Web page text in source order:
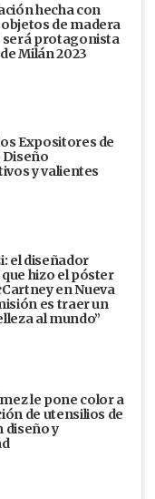
hecha con
de madera
será protagonista
Milán 2023
Expositores de
Diseño
y valientes
el diseñador
hizo el póster
en Nueva
es traer un
al mundo”
le pone color a
de utensilios de
diseño y